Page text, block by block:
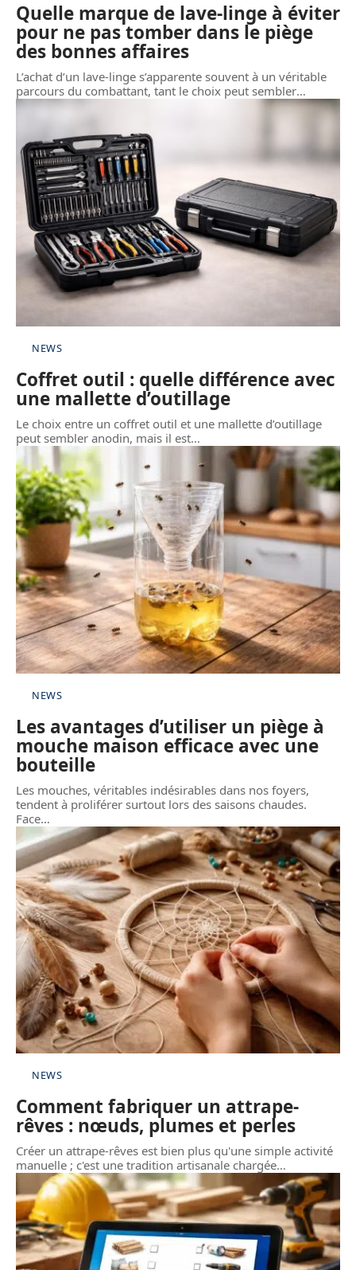
Quelle marque de lave-linge à éviter
pour ne pas tomber dans le piège
des bonnes affaires
L’achat d’un lave-linge s’apparente souvent à un véritable
parcours du combattant, tant le choix peut sembler…
NEWS
Coffret outil : quelle différence avec
une mallette d’outillage
Le choix entre un coffret outil et une mallette d’outillage
peut sembler anodin, mais il est…
NEWS
Les avantages d’utiliser un piège à
mouche maison efficace avec une
bouteille
Les mouches, véritables indésirables dans nos foyers,
tendent à proliférer surtout lors des saisons chaudes.
Face…
NEWS
Comment fabriquer un attrape-
rêves : nœuds, plumes et perles
Créer un attrape-rêves est bien plus qu'une simple activité
manuelle ; c'est une tradition artisanale chargée…